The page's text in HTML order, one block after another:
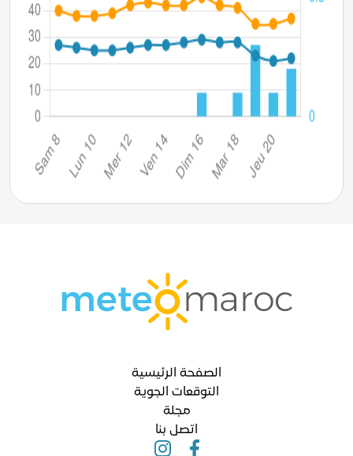
الصفحة الرئيسية
التوقعات الجوية
مجلة
اتصل بنا